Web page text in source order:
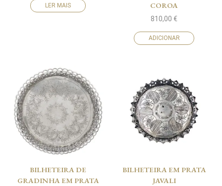
LER MAIS
COROA
810,00 €
ADICIONAR
BILHETEIRA DE
GRADINHA EM PRATA
BILHETEIRA EM PRATA
JAVALI